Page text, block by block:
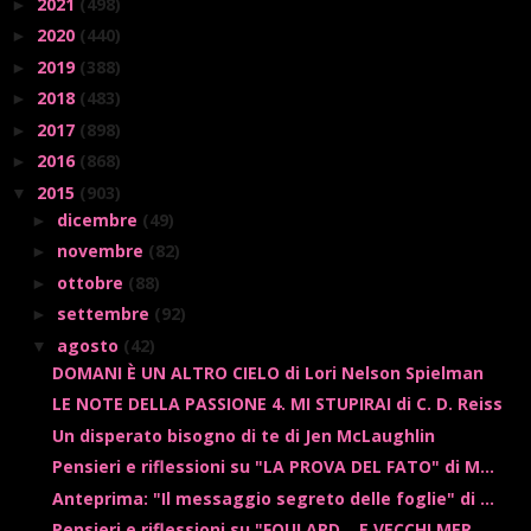
►
► 2020 (440)
► 2019 (388)
► 2018 (483)
► 2017 (898)
► 2016 (868)
▼ 2015 (903)
► dicembre (49)
► novembre (82)
► ottobre (88)
► settembre (92)
▼ agosto (42)
DOMANI È UN ALTRO CIELO di Lori Nelson Spielman
LE NOTE DELLA PASSIONE 4. MI STUPIRAI di C. D. Reiss
Un disperato bisogno di te di Jen McLaughlin
Pensieri e riflessioni su "LA PROVA DEL FATO" di M...
Anteprima: "Il messaggio segreto delle foglie" di ...